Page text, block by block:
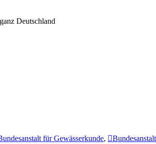
Deutschland
für Gewässerkunde,